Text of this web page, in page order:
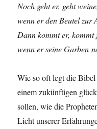
Noch geht er, geht
wenn er den Beutel zur
Dann kommt er, kommt
wenn er seine Garben
Wie so oft legt die
einem zukünftigen
sollen, wie die
Licht unserer